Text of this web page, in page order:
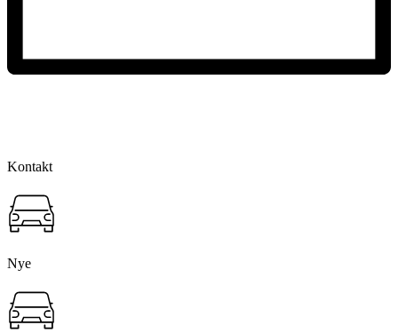
Kontakt
Nye